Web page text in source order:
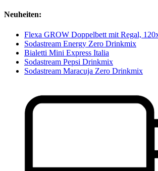
Neuheiten:
Flexa GROW Doppelbett mit Regal,
Sodastream Energy Zero Drinkmix
Bialetti Mini Express Italia
Sodastream Pepsi Drinkmix
Sodastream Maracuja Zero Drinkmix